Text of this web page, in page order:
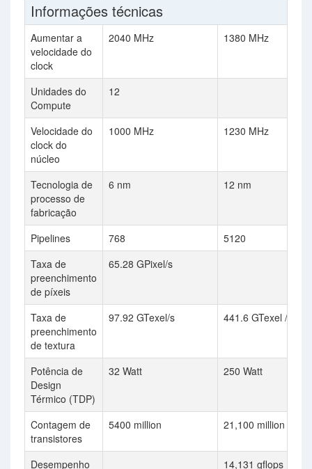
Informações técnicas
Aumentar a
velocidade do
clock
2040 MHz 1380 MHz
Unidades do
Compute
12
Velocidade do
clock do
núcleo
1000 MHz 1230 MHz
Tecnologia de
processo de
fabricação
6 nm 12 nm
Pipelines 768
5120
Taxa de
preenchimento
de píxeis
65.28 GPixel/s
Taxa de
preenchimento
de textura
97.92 GTexel/s 441.6 GTexel / s
Potência de
Design
Térmico (TDP)
32 Watt 250 Watt
Contagem de
transistores
5400 million 21,100 million
Desempenho 14,131 gflops